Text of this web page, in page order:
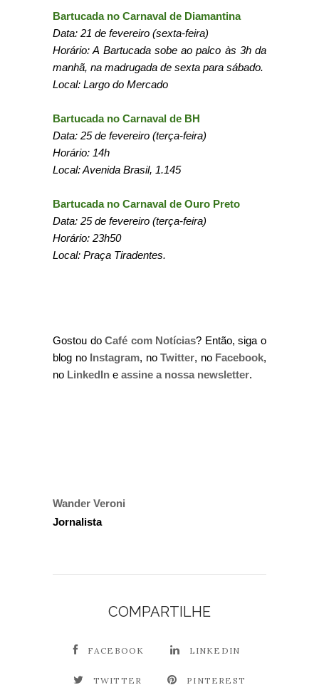
Bartucada no Carnaval de Diamantina
Data: 21 de fevereiro (sexta-feira)
Horário: A Bartucada sobe ao palco às 3h da
manhã, na madrugada de sexta para sábado.
Local: Largo do Mercado
Bartucada no Carnaval de BH
Data: 25 de fevereiro (terça-feira)
Horário: 14h
Local: Avenida Brasil, 1.145
Bartucada no Carnaval de Ouro Preto
Data: 25 de fevereiro (terça-feira)
Horário: 23h50
Local: Praça Tiradentes.
Gostou doCafé com Notícias? Então, siga o
blog no Instagram, no Twitter, no Facebook,
no LinkedIn e assine a nossa newsletter.
Wander Veroni
Jornalista
COMPARTILHE
FACEBOOK LINKEDIN
TWITTER PINTEREST